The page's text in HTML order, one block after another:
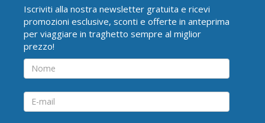
Iscriviti alla nostra newsletter gratuita e ricevi
promozioni esclusive, sconti e offerte in anteprima
per viaggiare in traghetto sempre al miglior
prezzo!